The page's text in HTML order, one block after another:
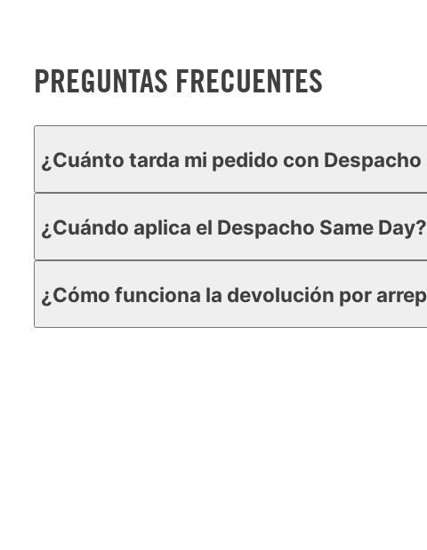
PREGUNTAS FRECUENTES
¿Cuánto tarda mi pedido con Despacho
¿Cuándo aplica el Despacho Same Day?
¿Cómo funciona la devolución por